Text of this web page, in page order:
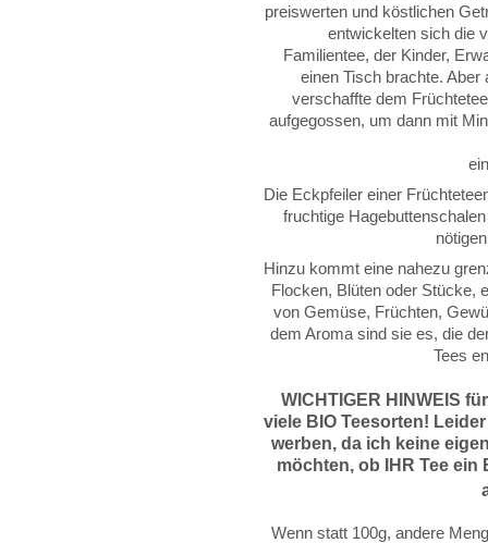
preiswerten und köstlichen
entwickelten sich die
Familientee, der Kinder,
einen Tisch brachte.
verschaffte dem
aufgegossen, um dann mit
Die Eckpfeiler einer
fruchtige
Hinzu kommt eine nahezu
Flocken, Blüten oder Stücke,
von Gemüse, Früchten,
dem Aroma sind sie es, die
Tees
WICHTIGER HINWEIS
viele BIO Teesorten!
werben, daich keine
möchten, ob IHR Tee ein
Wenn statt 100g, andere